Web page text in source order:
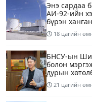
Энэ сардаа
АИ-92-ийн
бүрэн
18 цагийн
БНСУ-ын
болон
дурын
21 цагийн